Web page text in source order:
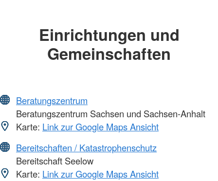
Einrichtungen und
Gemeinschaften
Beratungszentrum
Beratungszentrum Sachsen und Sachsen-Anhalt
Karte: Link zur Google Maps Ansicht
Bereitschaften / Katastrophenschutz
Bereitschaft Seelow
Karte: Link zur Google Maps Ansicht